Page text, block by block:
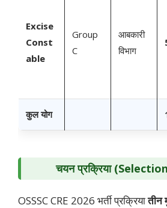
Excise
Const
able
Group
C
आबकारी
विभाग
कुल योग
चयन प्रक्रिया
OSSSC CRE 2026 भर्ती प्रक्रियातीन